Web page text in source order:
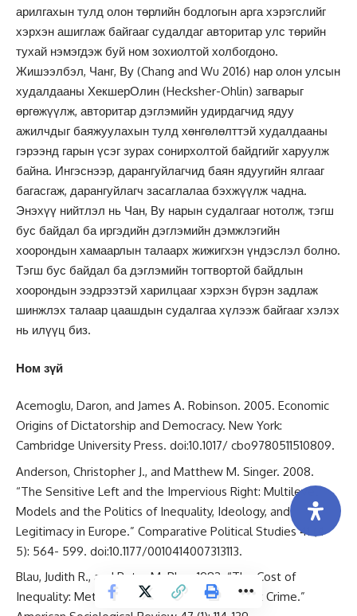
арилгахын тулд олон төрлийн бодлогын арга хэрэгслийг
хэрхэн ашиглаж байгааг судалдаг авторитар улс төрийн
тухай нэмэгдэж буй ном зохиолтой холбогдоно.
Жишээлбэл, Чанг, Ву (Chang and Wu 2016) нар олон улсын
худалдааны ХекшерОлин (Hecksher-Ohlin) загварыг
өргөжүүлж, авторитар дэглэмийн удирдагчид ядуу
ажилчдыг баяжуулахын тулд хөнгөлөлттэй худалдааны
гэрээнд гарын үсэг зурах сонирхолтой байдгийг харуулж
байна. Ингэснээр, дарангуйлагчид баян ядуугийн ялгааг
багасгаж, дарангуйлагч засаглалаа бэхжүүлж чадна.
Энэхүү нийтлэл нь Чан, Ву нарын судалгааг нотолж, тэгш
бус байдал ба иргэдийн дэглэмийн дэмжлэгийн
хоорондын хамаарлын талаарх жижигхэн үндэслэл болно.
Тэгш бус байдал ба дэглэмийн тогтвортой байдлын
хоорондын ээдрээтэй харилцааг хэрхэн бүрэн задлаж
шинжлэх талаар цаашдын судалгаа хүлээж байгааг хэлэх
нь илүүц биз.
Ном зүй
Acemoglu, Daron, and James A. Robinson. 2005. Economic
Origins of Dictatorship and Democracy. New York:
Cambridge University Press. doi:10.1017/ cbo9780511510809.
Anderson, Christopher J., and Matthew M. Singer. 2008.
“The Sensitive Left and the Impervious Right: Multilevel
Models and the Politics of Inequality, Ideology, and
Legitimacy in Europe.” Comparative Political Studies 41 (4-
5): 564- 599. doi:10.1177/0010414007313113.
Blau, Judith R., and Peter M. Blau. 1982. “The Cost of
Inequality: Metropolitan Structure and Violent Crime.”